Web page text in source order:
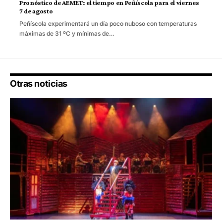
Pronóstico de AEMET: el tiempo en Peñíscola para el viernes
7 de agosto
Peñíscola experimentará un día poco nuboso con temperaturas
máximas de 31 ºC y mínimas de…
Otras noticias